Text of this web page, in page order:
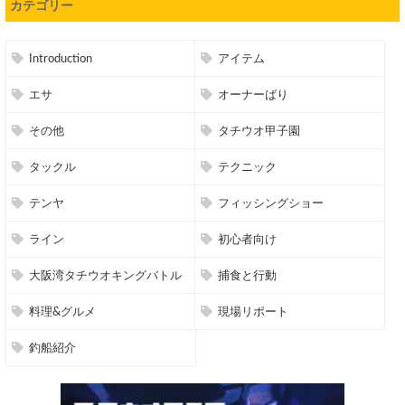
カテゴリー
Introduction アイテム
エサ オーナーばり
その他 タチウオ甲子園
タックル テクニック
テンヤ フィッシングショー
ライン 初心者向け
大阪湾タチウオキングバトル 捕食と行動
料理&グルメ 現場リポート
釣船紹介